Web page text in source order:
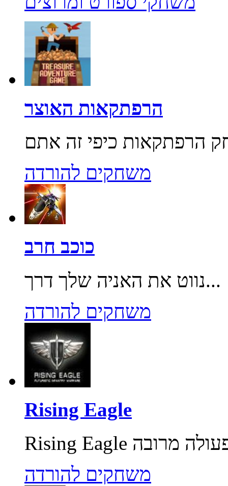
הרפתקאות האוצר
משחקים להורדה
כוכב חרב
נווט את האניה שלך דרך...
משחקים להורדה
Rising Eagle
משחקים להורדה